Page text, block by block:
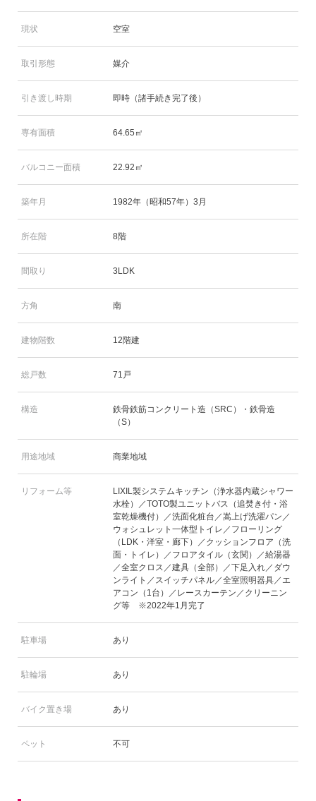
現状 空室
取引形態 媒介
引き渡し時期 即時（諸手続き完了後）
専有面積 64.65㎡
バルコニー面積 22.92㎡
築年月 1982年（昭和57年）3月
所在階 8階
間取り 3LDK
方角 南
建物階数 12階建
総戸数 71戸
構造
鉄骨鉄筋コンクリート造（SRC）・鉄骨造
（S）
用途地域 商業地域
リフォーム等
LIXIL製システムキッチン（浄水器内蔵シャワー
水栓）／TOTO製ユニットバス（追焚き付・浴
室乾燥機付）／洗面化粧台／嵩上げ洗濯パン／
ウォシュレット一体型トイレ／フローリング
（LDK・洋室・廊下）／クッションフロア（洗
面・トイレ）／フロアタイル（玄関）／給湯器
／全室クロス／建具（全部）／下足入れ／ダウ
ンライト／スイッチパネル／全室照明器具／エ
アコン（1台）／レースカーテン／クリーニン
グ等 ※2022年1月完了
駐車場 あり
駐輪場 あり
バイク置き場 あり
ペット 不可